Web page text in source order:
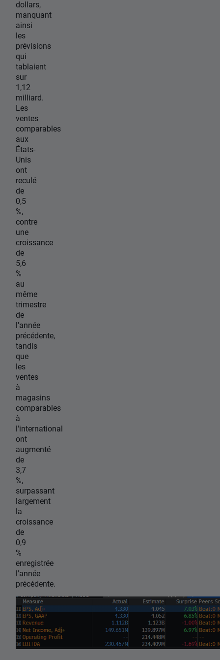
dollars,
manquant
ainsi
les
prévisions
qui
tablaient
sur
1,12
milliard.
Les
ventes
comparables
aux
États-
Unis
ont
reculé
de
0,5
%,
contre
une
croissance
de
5,6
%
au
même
trimestre
de
l'année
précédente,
tandis
que
les
ventes
à
magasins
comparables
à
l'international
ont
augmenté
de
3,7
%,
surpassant
largement
la
croissance
de
0,9
%
enregistrée
l'année
précédente.